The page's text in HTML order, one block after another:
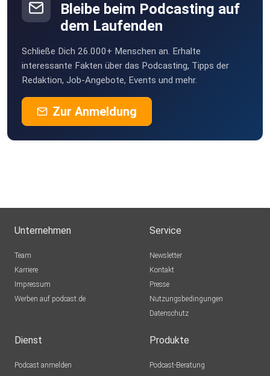
Bleibe beim Podcasting auf
dem Laufenden
Schließe Dich 26.000+ Menschen an. Erhalte
interessante Fakten über das Podcasting, Tipps der
Redaktion, Job-Angebote, Events und mehr.
Zur Anmeldung
Unternehmen
Team
Karriere
Impressum
Werben auf podcast.de
Service
Newsletter
Kontakt
Presse
Nutzungsbedingungen
Datenschutz
Dienst
Podcast anmelden
Produkte
Podcast-Beratung